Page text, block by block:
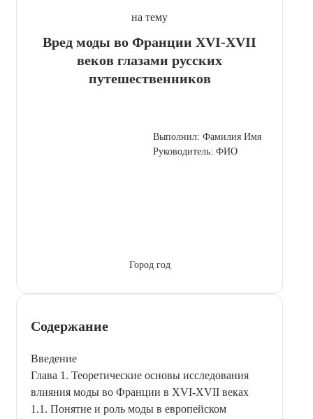
на тему
Вред моды во Франции XVI-XVII
веков глазами русских
путешественников
Выполнил: Фамилия Имя
Руководитель: ФИО
Город год
Содержание
Введение
Глава 1. Теоретические основы исследования
влияния моды во Франции в XVI-XVII веках
1.1. Понятие и роль моды в европейском